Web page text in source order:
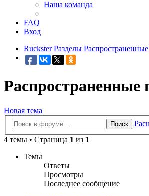
Наша команда
FAQ
Вход
Ruckster Разделы
Распространенные
Новая тема
Поиск
4 темы • Страница 1 из 1
Темы
Ответы
Просмотры
Последнее сообщение